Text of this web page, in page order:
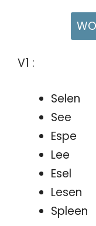
V1 :
Selen
See
Espe
Lee
Esel
Lesen
Spleen